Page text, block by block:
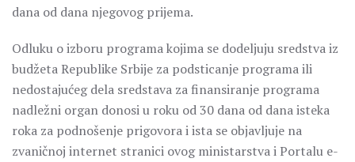
dana od dana njegovog prijema.
Odluku o izboru programa kojima se dodeljuju sredstva iz
budžeta Republike Srbije za podsticanje programa ili
nedostajućeg dela sredstava za finansiranje programa
nadležni organ donosi u roku od 30 dana od dana isteka
roka za podnošenje prigovora i ista se objavljuje na
zvaničnoj internet stranici ovog ministarstva i Portalu e-